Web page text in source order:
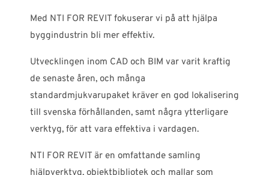
Med NTI FOR REVIT fokuserar vi på att hjälpa
byggindustrin bli mer effektiv.
Utvecklingen inom CAD och BIM var varit kraftig
de senaste åren, och många
standardmjukvarupaket kräver en god lokalisering
till svenska förhållanden, samt några ytterligare
verktyg, för att vara effektiva i vardagen.
NTI FOR REVIT är en omfattande samling